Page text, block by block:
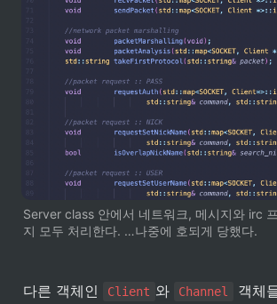
Server class 안에서 네트워크, 메시지와 irc
지 모두 처리한다. …나중에 호되게 당했다.
다른 객체인 Client 와 Channel
객체